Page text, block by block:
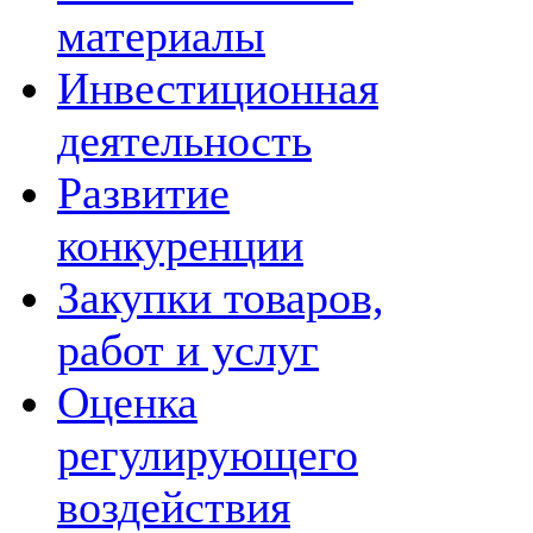
материалы
Инвестиционная
деятельность
Развитие
конкуренции
Закупки товаров,
работ и услуг
Оценка
регулирующего
воздействия